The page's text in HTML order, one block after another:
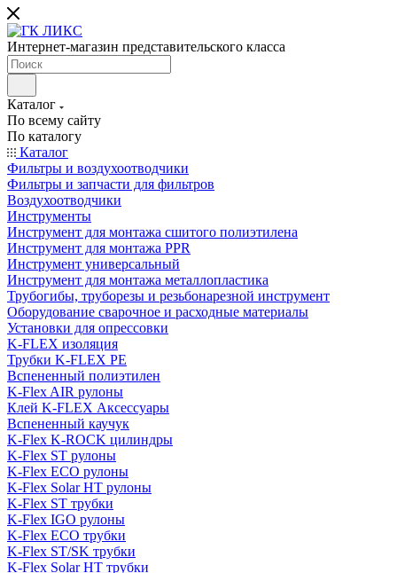
Интернет-магазин представительского класса
Каталог
По всему сайту
По каталогу
Каталог
Фильтры и воздухоотводчики
Фильтры и запчасти для фильтров
Воздухоотводчики
Инструменты
Инструмент для монтажа сшитого полиэтилена
Инструмент для монтажа PPR
Инструмент универсальный
Инструмент для монтажа металлопластика
Трубогибы, труборезы и резьбонарезной инструмент
Оборудование сварочное и расходные материалы
Установки для опрессовки
K-FLEX изоляция
Трубки K-FLEX PE
Вспененный полиэтилен
K-Flex AIR рулоны
Клей K-FLEX Аксессуары
Вспененный каучук
K-Flex K-ROCK цилиндры
K-Flex ST рулоны
K-Flex ECO рулоны
K-Flex Solar HT рулоны
K-Flex ST трубки
K-Flex IGO рулоны
K-Flex ECO трубки
K-Flex ST/SK трубки
K-Flex Solar HT трубки